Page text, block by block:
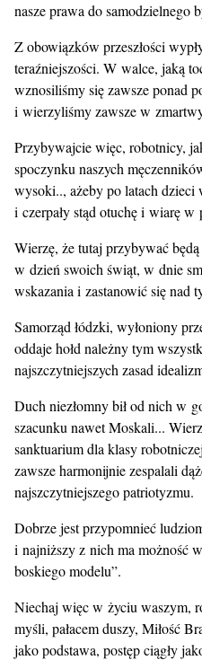
nasze prawa do samodzielnego
Z obowiązków przeszłości
teraźniejszości. W walce, jaką
wznosiliśmy się zawsze ponad
i wierzyliśmy zawsze w
Przybywajcie więc, robotnicy,
spoczynku naszych
wysoki.., ażeby po latach dzieci
i czerpały stąd otuchę i wiarę w
Wierzę, że tutaj przybywać
w dzień swoich świąt, w dnie
wskazania i zastanowić się nad
Samorząd łódzki, wyłoniony
oddaje hołd należny tym
najszczytniejszych zasad
Duch niezłomny bił od nich w
szacunku nawet Moskali...
sanktuarium dla klasy
zawsze harmonijnie zespalali
najszczytniejszego patriotyzmu.
Dobrze jest przypomnieć
i najniższy z nich ma możność
boskiego modelu”.
Niechaj więc w życiu waszym,
myśli, pałacem duszy, Miłość
jako podstawa, postęp ciągły